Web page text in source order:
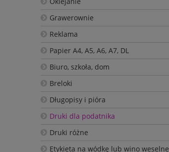
Grawerownie
Reklama
Papier A4, A5, A6, A7, DL
Biuro, szkoła, dom
Breloki
Długopisy i pióra
Druki dla podatnika
Druki różne
Etykieta na wódkę lub wino weselne